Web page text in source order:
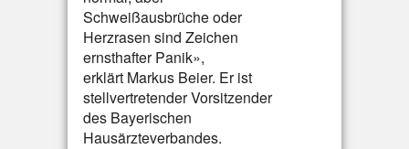
Schweißausbrüche oder
Herzrasen sind Zeichen
ernsthafter Panik»,
erklärt Markus Beier. Er ist
stellvertretender Vorsitzender
des Bayerischen
Hausärzteverbandes.